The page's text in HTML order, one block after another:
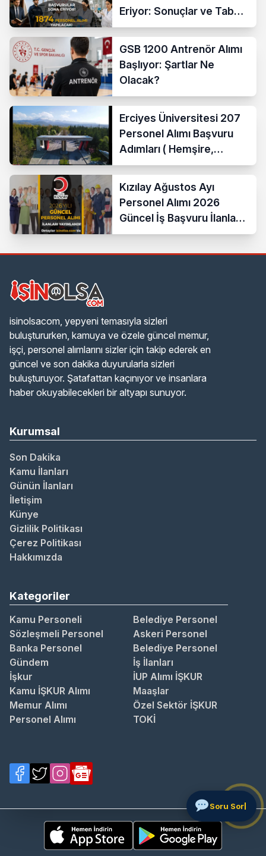
Eriyor: Sonuçlar ve Taban
KPSS Ne Zaman?
GSB 1200 Antrenör Alımı
Başlıyor: Şartlar Ne
Olacak?
Erciyes Üniversitesi 207
Personel Alımı Başvuru
Adımları ( Hemşire,
Temizlik Personeli )
Kızılay Ağustos Ayı
Personel Alımı 2026
Güncel İş Başvuru İlanları
Yayımladı!
isinolsacom, yepyeni temasıyla sizleri
buluştururken, kamuya ve özele güncel memur,
işçi, personel alımlarını sizler için takip ederek en
güncel ve son dakika duyurularla sizleri
buluşturuyor. Şatafattan kaçınıyor ve insanlara
haber okuyabilecekleri bir altyapı sunuyor.
Kurumsal
Son Dakika
Kamu İlanları
Günün İlanları
İletişim
Künye
Gizlilik Politikası
Çerez Politikası
Hakkımızda
Kategoriler
Kamu Personeli
Belediye Personel
Sözleşmeli Personel
Askeri Personel
Banka Personel
Belediye Personel
Gündem
İş İlanları
İşkur
İUP Alımı İŞKUR
Kamu İŞKUR Alımı
Maaşlar
Memur Alımı
Özel Sektör İŞKUR
Personel Alımı
TOKİ